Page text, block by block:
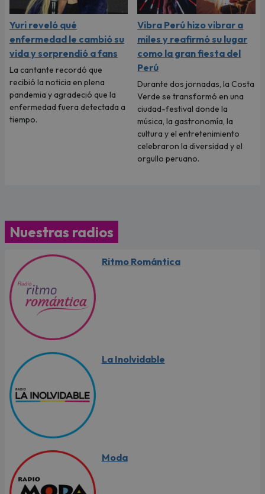
Yuri reveló qué
enfermedad le cambió su
vida y sorprendió a fans
La cantante recordó que
recibió la noticia en plena
pandemia y agradeció que la
enfermedad fuera detectada a
tiempo.
Vibra Perú hizo vibrar a
miles y reafirmó su lugar
como la gran fiesta del
Perú
Durante dos jornadas, la Costa
Verde se transformó en una
ciudad-festival donde la
música, la gastronomía, la
cultura y el entretenimiento
celebraron la diversidad y el
orgullo peruano.
Nuestras radios
Ritmo Romántica
La Inolvidable
Moda